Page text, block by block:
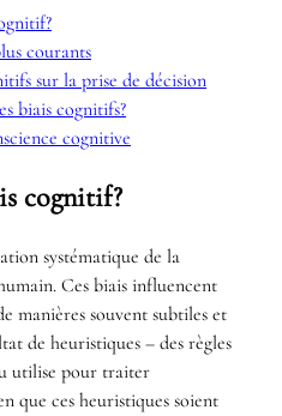
courants
sur la prise de décision
biais cognitifs?
cognitive
cognitif?
systématique de la
Ces biais influencent
manières souvent subtiles et
de heuristiques – des règles
utilise pour traiter
que ces heuristiques soient